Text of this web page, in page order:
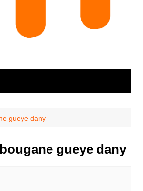
gueye dany
bougane gueye dany